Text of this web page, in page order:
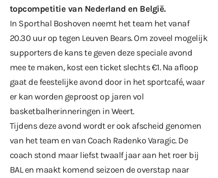
topcompetitie van Nederland en België.
In Sporthal Boshoven neemt het team het vanaf
20.30 uur op tegen Leuven Bears. Om zoveel mogelijk
supporters de kans te geven deze speciale avond
mee te maken, kost een ticket slechts €1. Na afloop
gaat de feestelijke avond door in het sportcafé, waar
er kan worden geproost op jaren vol
basketbalherinneringen in Weert.
Tijdens deze avond wordt er ook afscheid genomen
van het team en van Coach Radenko Varagic. De
coach stond maar liefst twaalf jaar aan het roer bij
BAL en maakt komend seizoen de overstap naar